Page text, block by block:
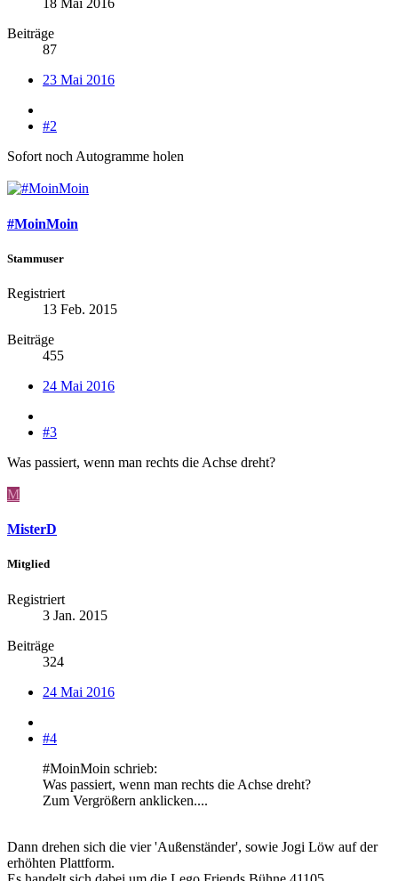
18 Mai 2016
Beiträge
87
23 Mai 2016
#2
Sofort noch Autogramme holen
#MoinMoin
Stammuser
Registriert
13 Feb. 2015
Beiträge
455
24 Mai 2016
#3
Was passiert, wenn man rechts die Achse dreht?
M
MisterD
Mitglied
Registriert
3 Jan. 2015
Beiträge
324
24 Mai 2016
#4
#MoinMoin schrieb:
Was passiert, wenn man rechts die Achse dreht?
Zum Vergrößern anklicken....
Dann drehen sich die vier 'Außenständer', sowie Jogi Löw auf der
erhöhten Plattform.